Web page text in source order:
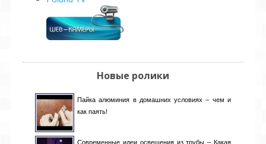
Новые ролики
Пайка алюминия в домашних условиях – чем и
как паять!
Современные идеи освещения из трубы – Какая